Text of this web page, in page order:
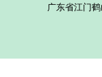
广东省江门